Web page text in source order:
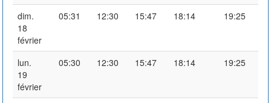
dim.
18
février
05:31 12:30 15:47 18:14 19:25
lun.
19
février
05:30 12:30 15:47 18:14 19:25